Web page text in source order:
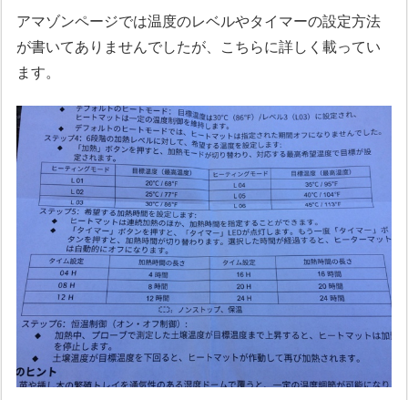
アマゾンページでは温度のレベルやタイマーの設定方法
が書いてありませんでしたが、こちらに詳しく載ってい
ます。